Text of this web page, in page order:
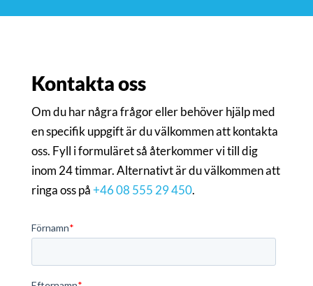
Kontakta oss
Om du har några frågor eller behöver hjälp med
en specifik uppgift är du välkommen att kontakta
oss. Fyll i formuläret så återkommer vi till dig
inom 24 timmar. Alternativt är du välkommen att
ringa oss på+46 08 555 29 450.